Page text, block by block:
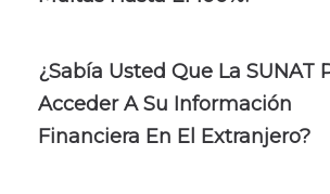
¿Sabía Usted Que La SUNAT
Acceder A Su Información
Financiera En El Extranjero?